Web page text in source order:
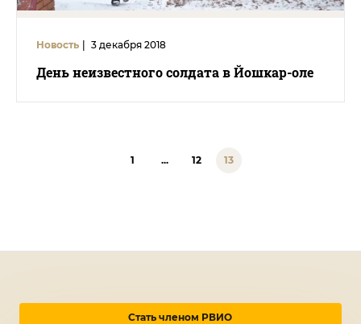
Новость 3 декабря 2018
День неизвестного солдата в Йошкар-оле
1 ... 12 13
Стать членом РВИО